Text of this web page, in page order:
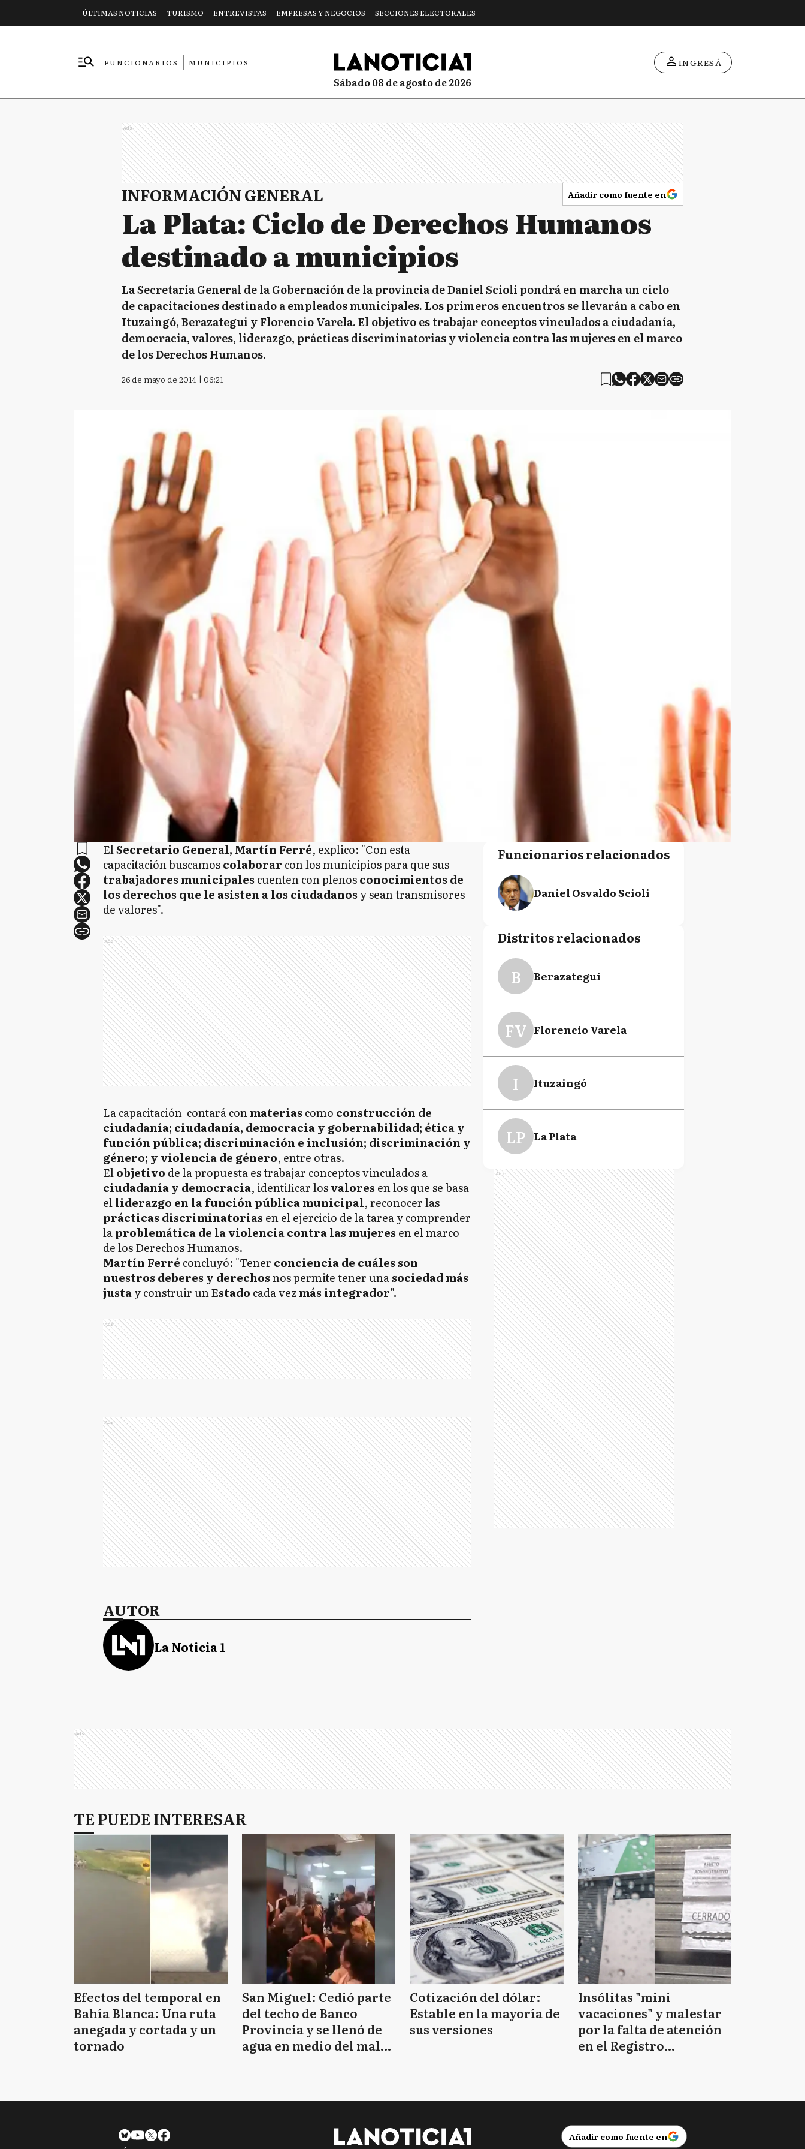
ÚLTIMAS NOTICIAS TURISMO ENTREVISTAS EMPRESAS Y NEGOCIOS SECCIONES ELECTORALES
FUNCIONARIOS
MUNICIPIOS
sábado 08 de agosto de 2026
INGRESÁ
Ads
INFORMACIÓN GENERAL Añadir como fuente en
La Plata: Ciclo de Derechos Humanos
destinado a municipios
La Secretaría General de la Gobernación de la provincia de Daniel Scioli pondrá en marcha un ciclo
de capacitaciones destinado a empleados municipales. Los primeros encuentros se llevarán a cabo en
Ituzaingó, Berazategui y Florencio Varela. El objetivo es trabajar conceptos vinculados a ciudadanía,
democracia, valores, liderazgo, prácticas discriminatorias y violencia contra las mujeres en el marco
de los Derechos Humanos.
26 de mayo de 2014 | 06:21
ElSecretario General, Martín Ferré, explico: "Con esta
capacitación buscamoscolaborar con los municipios para que sus
trabajadores municipales cuenten con plenosconocimientos de
los derechos que le asisten a los ciudadanos y sean transmisores
de valores".
Ads
La capacitación contará conmaterias como construcción de
ciudadanía; ciudadanía, democracia y gobernabilidad; ética y
función pública; discriminación e inclusión; discriminación y
género; y violencia de género, entre otras.
Elobjetivo de la propuesta es trabajar conceptos vinculados a
ciudadanía y democracia, identificar losvalores en los que se basa
elliderazgo en la función pública municipal, reconocer las
prácticas discriminatorias en el ejercicio de la tarea y comprender
laproblemática de la violencia contra las mujeres en el marco
de los Derechos Humanos.
Martín Ferré concluyó: "Tener conciencia de cuáles son
nuestros deberes y derechosnos permite tener unasociedad más
justay construir unEstado cada vezmás integrador".
Ads
Ads
AUTOR
La Noticia 1
Funcionarios relacionados
Daniel Osvaldo Scioli
Distritos relacionados
B Berazategui
FV Florencio Varela
I Ituzaingó
LP La Plata
Ads
Ads
TE PUEDE INTERESAR
Efectos del temporal en
Bahía Blanca: Una ruta
anegada y cortada y un
tornado
San Miguel: Cedió parte
del techo de Banco
Provincia y se llenó de
agua en medio del mal
Cotización del dólar:
Estable en la mayoría de
sus versiones
Insólitas "mini
vacaciones" y malestar
por la falta de atención
en el Registro
Añadir como fuente en